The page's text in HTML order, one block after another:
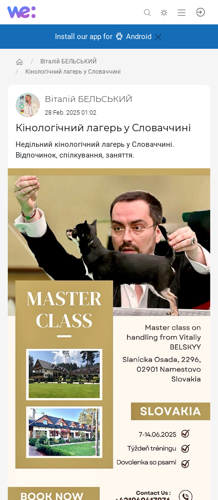
Install our app for Android
Віталій БЕЛЬСЬКИЙ
Кінологічний лагерь у Словаччині
Віталій БЕЛЬСЬКИЙ
28 Feb. 2025 01:02
Кінологічний лагерь у Словаччині
Недільний кінологічний лагерь у Словаччині.
Відпочинок, спілкування, заняття.